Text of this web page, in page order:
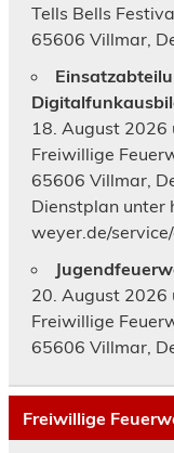
Tells Bells
65606 Villmar,
18. August 2026
Freiwillige
65606 Villmar,
Dienstplan unter
weyer.de/
20. August 2026
Freiwillige
65606 Villmar,
Freiwillige